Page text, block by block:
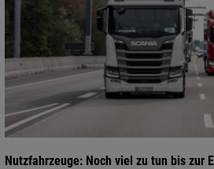
Nutzfahrzeuge: Noch viel zu tun bis zur